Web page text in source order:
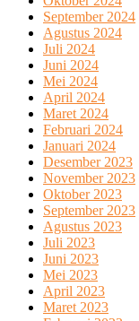
September 2024
Agustus 2024
Juli 2024
Juni 2024
Mei 2024
April 2024
Maret 2024
Februari 2024
Januari 2024
Desember 2023
November 2023
Oktober 2023
September 2023
Agustus 2023
Juli 2023
Juni 2023
Mei 2023
April 2023
Maret 2023